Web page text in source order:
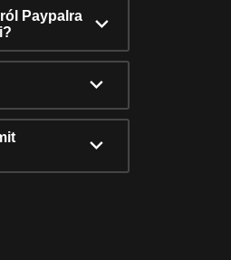
Paypalra